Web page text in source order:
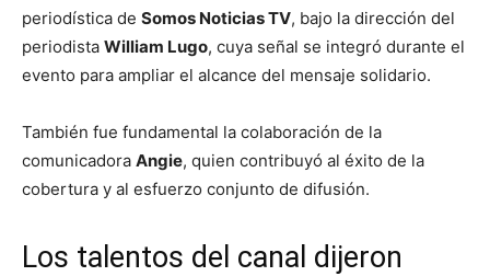
periodística de Somos Noticias TV, bajo la dirección del
periodista William Lugo, cuya señal se integró durante el
evento para ampliar el alcance del mensaje solidario.
También fue fundamental la colaboración de la
comunicadora Angie, quien contribuyó al éxito de la
cobertura y al esfuerzo conjunto de difusión.
Los talentos del canal dijeron